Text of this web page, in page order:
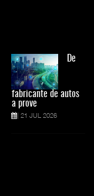
De
fabricante de autos
a prove
21 JUL 2026